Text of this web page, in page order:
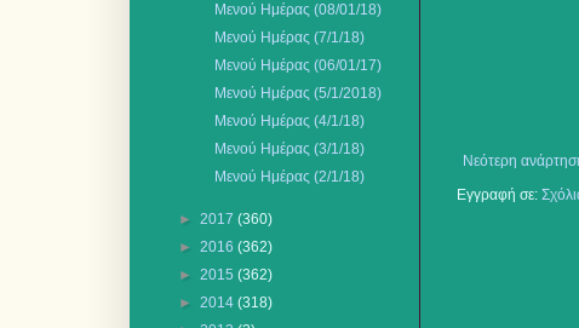
Νεότερη
Εγγραφή σε:
Μενού Ημέρας (08/01/18)
Mενού Ημέρας (7/1/18)
Μενού Ημέρας (06/01/17)
Mενού Ημέρας (5/1/2018)
Μενού Ημέρας (4/1/18)
Mενού Ημέρας (3/1/18)
Μενού Ημέρας (2/1/18)
► 2017 (360)
► 2016 (362)
► 2015 (362)
► 2014 (318)